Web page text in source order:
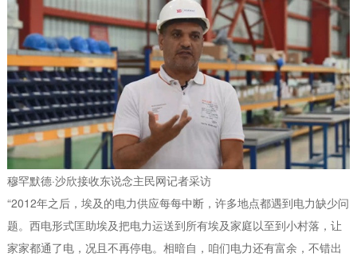
穆罕默德·沙欣接收东说念主民网记者采访
“2012年之后，埃及的电力供应每每中断，许多地点都遇到电力缺少问
题。西电形式匡助埃及把电力运送到所有埃及家庭以至到小村落，让
家家都通了电，况且不再停电。相暗自，咱们电力还有富余，不错出